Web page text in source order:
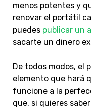
menos potentes y
renovar el portátil
puedes publicar un
sacarte un dinero
De todos modos, el
elemento que hará
funcione a la
que, si quieres saber